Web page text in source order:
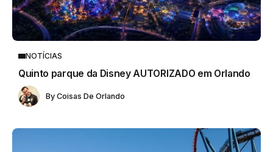
NOTÍCIAS
Quinto parque da Disney AUTORIZADO em Orlando
By Coisas De Orlando